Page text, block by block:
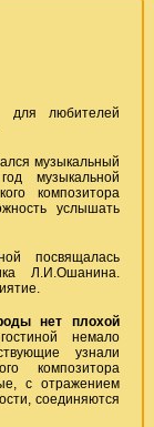
для любителей
музыкальный
музыкальной
композитора
услышать
посвящалась
Л.И.Ошанина.
нет плохой
немало
узнали
композитора
с отражением
соединяются